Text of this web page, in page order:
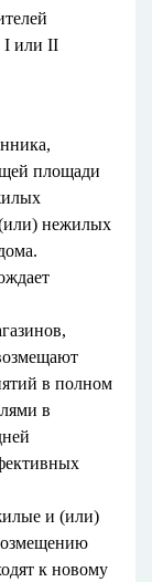
I или II
площади
нежилых
в полном
в
и (или)
к новому